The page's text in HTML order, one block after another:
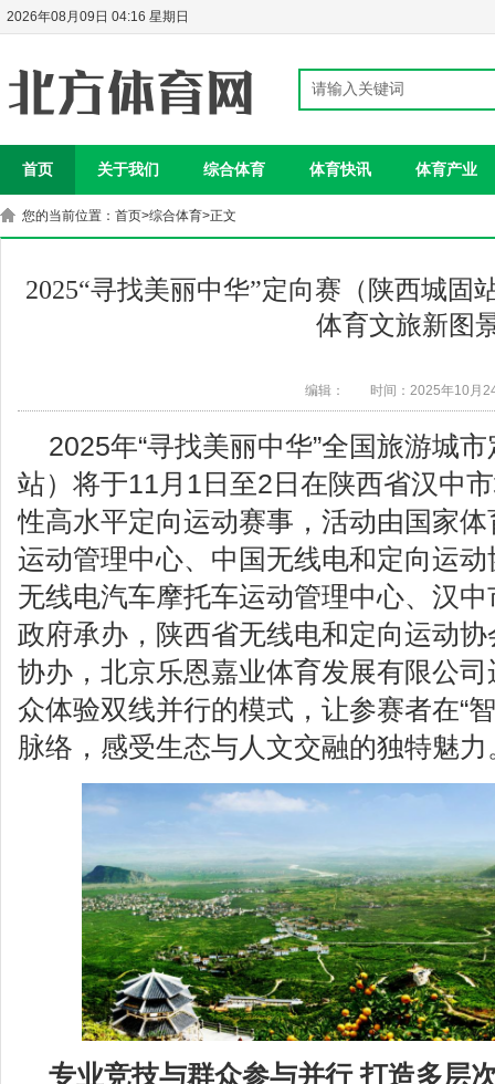
2026年08月09日 04:16 星期日
首页 关于我们 综合体育 体育快讯 体育产业
您的当前位置： 首页>综合体育>正文
2025“寻找美丽中华”定向赛（陕西城固
体育文旅新图
编辑： 时间：2025年10月
2025年“寻找美丽中华”全国旅游城
站）将于11月1日至2日在陕西省汉中
性高水平定向运动赛事，活动由国家
运动管理中心、中国无线电和定向运
无线电汽车摩托车运动管理中心、汉
政府承办，陕西省无线电和定向运动
协办，北京乐恩嘉业体育发展有限公
众体验双线并行的模式，让参赛者在“
脉络，感受生态与人文交融的独特魅力
专业竞技与群众参与并行 打造多层